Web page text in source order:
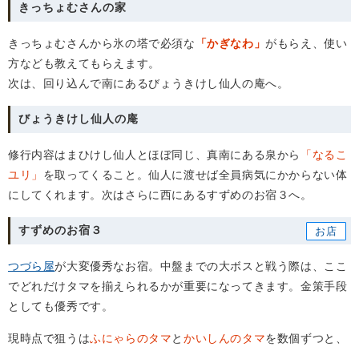
きっちょむさんの家
きっちょむさんから氷の塔で必須な 「かぎなわ」がもらえ、使い
方なども教えてもらえます。
次は、回り込んで南にあるびょうきけし仙人の庵へ。
びょうきけし仙人の庵
修行内容はまひけし仙人とほぼ同じ、真南にある泉から
「なるこ
ユリ」 を取ってくること。仙人に渡せば全員病気にかからない体
にしてくれます。次はさらに西にあるすずめのお宿３へ。
すずめのお宿３
つづら屋が大変優秀なお宿。中盤までの大ボスと戦う際は、ここ
でどれだけタマを揃えられるかが重要になってきます。金策手段
としても優秀です。
現時点で狙うはふにゃらのタマとかいしんのタマを数個ずつと、